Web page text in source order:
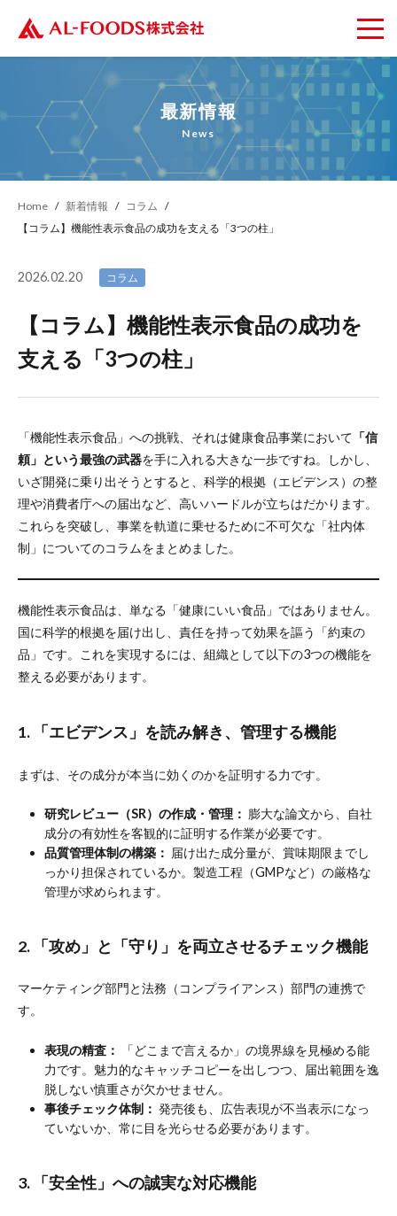
最新情報
News
Home 新着情報
コラム
【コラム】機能性表示食品の成功を支える「3つの柱」
2026.02.20 コラム
【コラム】機能性表示食品の成功を
支える「3つの柱」
「機能性表示食品」への挑戦、それは健康食品事業において 「信
頼」という最強の武器を手に入れる大きな一歩ですね。しかし、
いざ開発に乗り出そうとすると、科学的根拠（エビデンス）の整
理や消費者庁への届出など、高いハードルが立ちはだかります。
これらを突破し、事業を軌道に乗せるために不可欠な「社内体
制」についてのコラムをまとめました。
機能性表示食品は、単なる「健康にいい食品」ではありません。
国に科学的根拠を届け出し、責任を持って効果を謳う「約束の
品」です。これを実現するには、組織として以下の3つの機能を
整える必要があります。
1. 「エビデンス」を読み解き、管理する機能
まずは、その成分が本当に効くのかを証明する力です。
研究レビュー（SR）の作成・管理： 膨大な論文から、自社
成分の有効性を客観的に証明する作業が必要です。
品質管理体制の構築： 届け出た成分量が、賞味期限までし
っかり担保されているか。製造工程（GMPなど）の厳格な
管理が求められます。
2. 「攻め」と「守り」を両立させるチェック機能
マーケティング部門と法務（コンプライアンス）部門の連携で
す。
表現の精査：
「どこまで言えるか」の境界線を見極める能
力です。魅力的なキャッチコピーを出しつつ、届出範囲を逸
脱しない慎重さが欠かせません。
事後チェック体制： 発売後も、広告表現が不当表示になっ
ていないか、常に目を光らせる必要があります。
3. 「安全性」への誠実な対応機能